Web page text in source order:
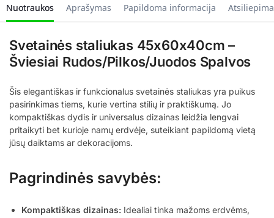
Nuotraukos Aprašymas Papildoma informacija
Svetainės staliukas 45x60x40cm –
Šviesiai Rudos/Pilkos/Juodos Spalvos
Šis elegantiškas ir funkcionalus svetainės staliukas yra puikus
pasirinkimas tiems, kurie vertina stilių ir praktiškumą. Jo
kompaktiškas dydis ir universalus dizainas leidžia lengvai
pritaikyti bet kurioje namų erdvėje, suteikiant papildomą vietą
jūsų daiktams ar dekoracijoms.
Pagrindinės savybės:
Kompaktiškas dizainas: Idealiai tinka mažoms erdvėms,